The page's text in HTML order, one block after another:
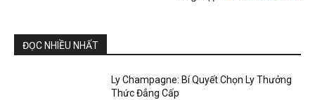
ĐỌC NHIỀU NHẤT
Ly Champagne: Bí Quyết Chọn Ly Thưởng
Thức Đẳng Cấp